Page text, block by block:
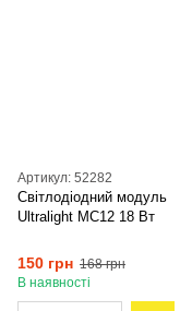
Артикул: 52282
Світлодіодний модуль
Ultralight МС12 18 Вт
150 грн 168 грн
В наявності